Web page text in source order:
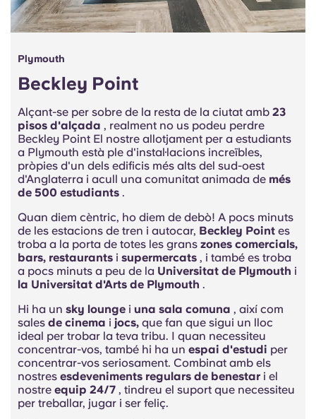
Plymouth
Beckley Point
Alçant-se per sobre de la resta de la ciutat amb 23
pisos d'alçada , realment no us podeu perdre
Beckley Point El nostre allotjament per a estudiants
a Plymouth està ple d'instal·lacions increïbles,
pròpies d'un dels edificis més alts del sud-oest
d'Anglaterra i acull una comunitat animada de més
de 500 estudiants .
Quan diem cèntric, ho diem de debò! A pocs minuts
de les estacions de tren i autocar, Beckley Point es
troba a la porta de totes les grans zones comercials,
bars, restaurants i supermercats , i també es troba
a pocs minuts a peu de la Universitat de Plymouth i
la Universitat d'Arts de Plymouth .
Hi ha un sky lounge i una sala comuna , així com
sales de cinema i jocs, que fan que sigui un lloc
ideal per trobar la teva tribu. I quan necessiteu
concentrar-vos, també hi ha un espai d'estudi per
concentrar-vos seriosament. Combinat amb els
nostres esdeveniments regulars de benestar i el
nostre equip 24/7 , tindreu el suport que necessiteu
per treballar, jugar i ser feliç.